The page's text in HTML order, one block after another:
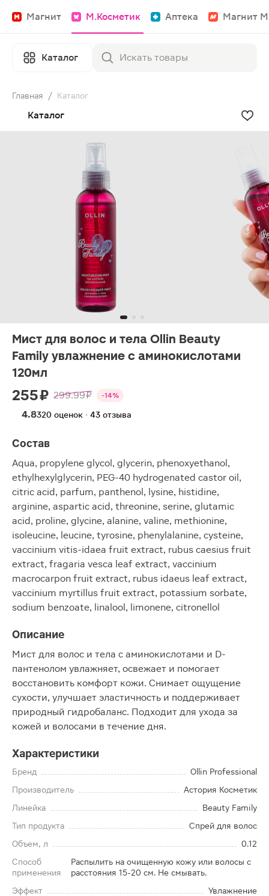
Магнит М.Косметик Аптека Магнит
Каталог
Главная / Каталог
Каталог
Мист для волос и тела Ollin Beauty
Family увлажнение с аминокислотами
120мл
255 ₽ 299.99 ₽ -14%
4.8320 оценок · 43 отзыва
Состав
Aqua, propylene glycol, glycerin, phenoxyethanol,
ethylhexylglycerin, PEG-40 hydrogenated castor oil,
citric acid, parfum, panthenol, lysine, histidine,
arginine, aspartic acid, threonine, serine, glutamic
acid, proline, glycine, alanine, valine, methionine,
isoleucine, leucine, tyrosine, phenylalanine, cysteine,
vaccinium vitis-idaea fruit extract, rubus caesius fruit
extract, fragaria vesca leaf extract, vaccinium
macrocarpon fruit extract, rubus idaeus leaf extract,
vaccinium myrtillus fruit extract, potassium sorbate,
sodium benzoate, linalool, limonene, citronellol
Описание
Мист для волос и тела с аминокислотами и D-
пантенолом увлажняет, освежает и помогает
восстановить комфорт кожи. Снимает ощущение
сухости, улучшает эластичность и поддерживает
природный гидробаланс. Подходит для ухода за
кожей и волосами в течение дня.
Характеристики
Бренд
Ollin Professional
Производитель
Астория Косметик
Линейка
Beauty Family
Тип продукта
Спрей для волос
Объем, л
0.12
Способ
применения
Распылить на очищенную кожу или волосы с
расстояния 15-20 см. Не смывать.
Эффект
Увлажнение